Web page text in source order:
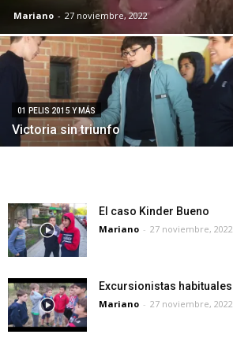
Mariano - 27 noviembre, 2022
01 PELIS 2015 Y MÁS
Victoria sin triunfo
El caso Kinder Bueno
Mariano - 27 noviembre, 2022
Excursionistas habituales
Mariano - 27 noviembre, 2022